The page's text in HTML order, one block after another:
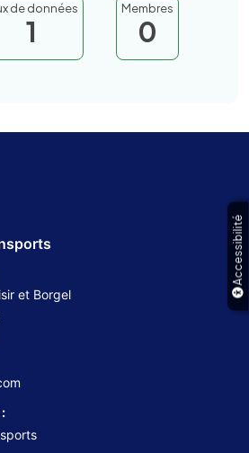
Accessibilité
de données
1
Membres
0
et Borgel